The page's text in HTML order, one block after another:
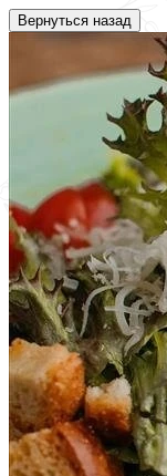
Вернуться назад